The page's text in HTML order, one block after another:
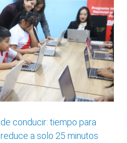
conducir: tiempo para
a solo 25 minutos